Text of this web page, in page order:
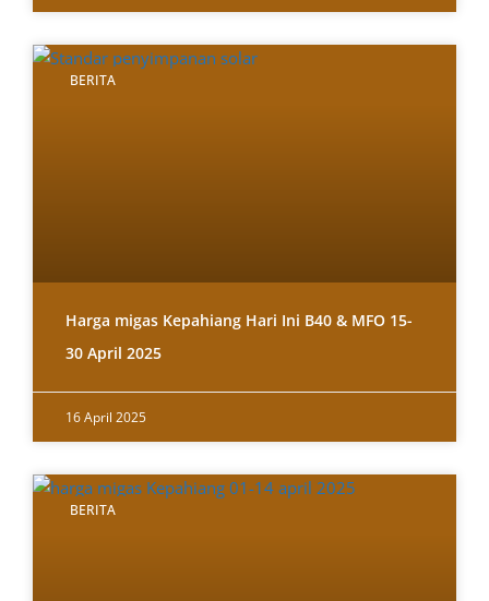
BERITA
Harga migas Kepahiang Hari Ini B40 & MFO 15-
30 April 2025
16 April 2025
BERITA